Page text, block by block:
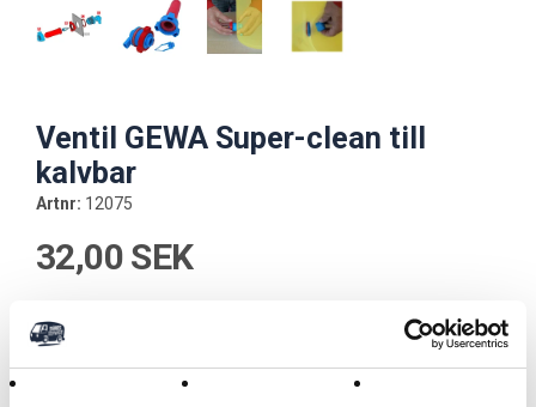
Ventil GEWA Super-clean till
kalvbar
Artnr: 12075
32,00 SEK